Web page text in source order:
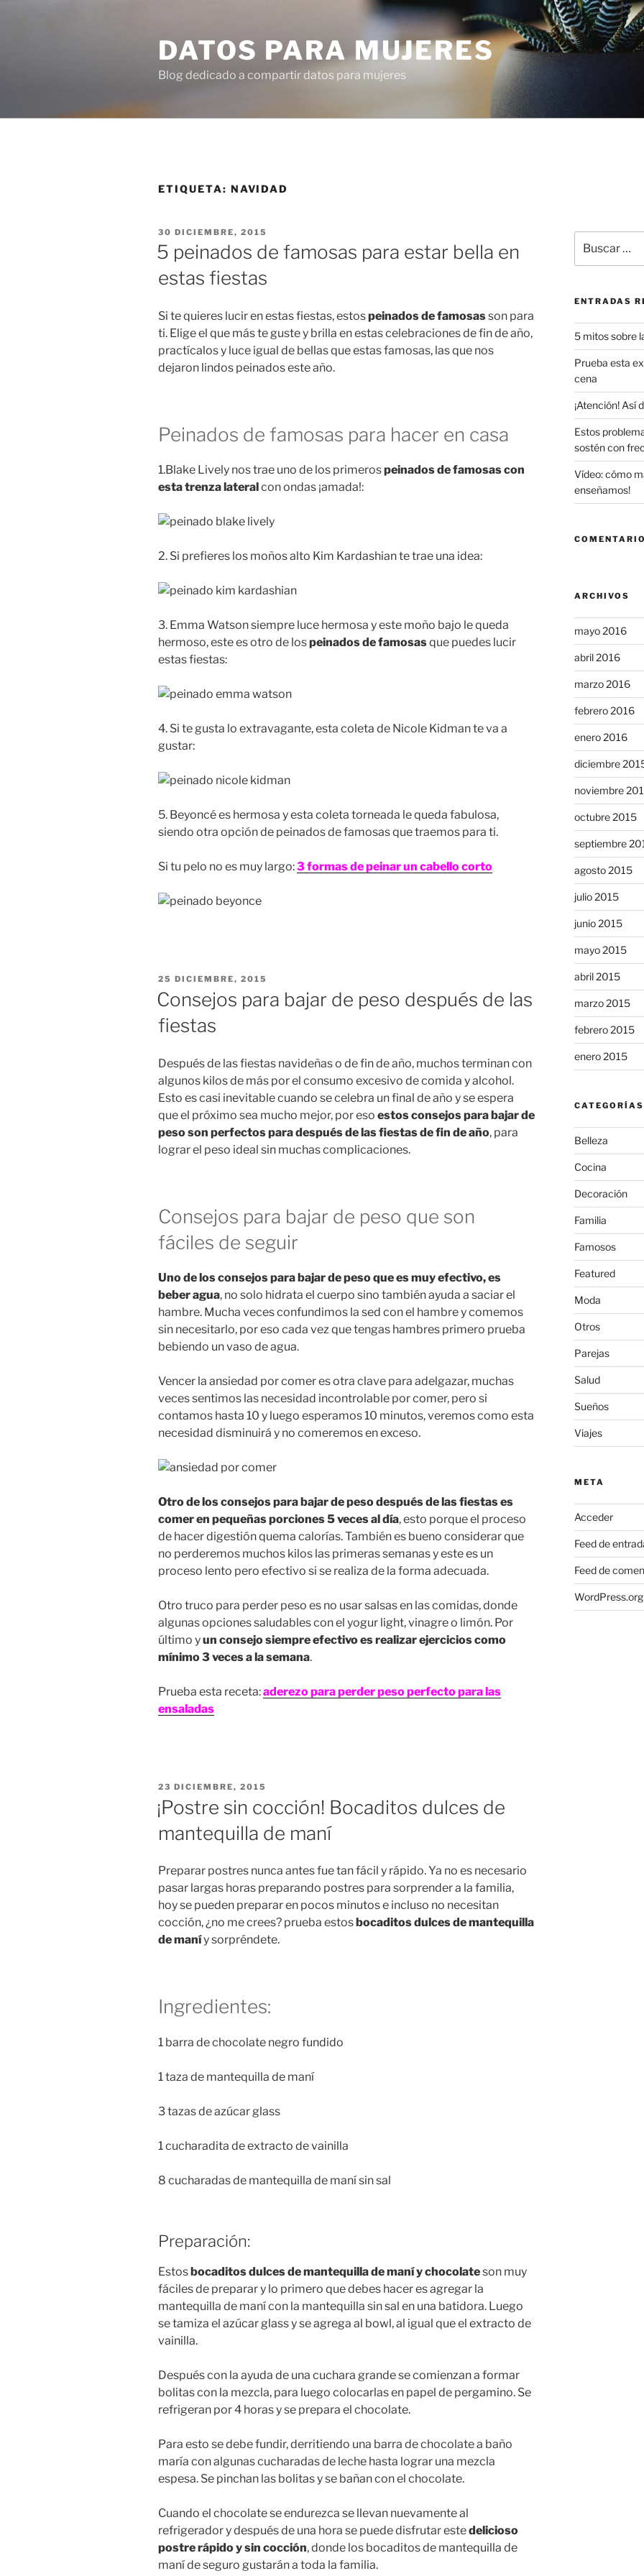
DATOS PARA MUJERES
Blog dedicado a compartir datos para mujeres
ETIQUETA: NAVIDAD
PUBLICADO
EN
30 DICIEMBRE, 2015
5 peinados de famosas para estar bella en
estas fiestas
Si te quieres lucir en estas fiestas, estospeinados de famosasson para
ti. Elige el que más te guste y brilla en estas celebraciones de fin de año,
practícalos y luce igual de bellas que estas famosas, las que nos
dejaron lindos peinados este año.
Peinados de famosas para hacer en casa
1.Blake Lively nos trae uno de los primerospeinados de famosas con
esta trenza lateral con ondas ¡amada!:
2. Si prefieres los moños alto Kim Kardashian te trae una idea:
3. Emma Watson siempre luce hermosa y este moño bajo le queda
hermoso, este es otro de lospeinados de famosasque puedes lucir
estas fiestas:
4. Si te gusta lo extravagante, esta coleta de Nicole Kidman te va a
gustar:
5. Beyoncé es hermosa y esta coleta torneada le queda fabulosa,
siendo otra opción de peinados de famosas que traemos para ti.
Si tu pelo no es muy largo:3 formas de peinar un cabello corto
PUBLICADO
EN
25 DICIEMBRE, 2015
Consejos para bajar de peso después de las
fiestas
Después de las fiestas navideñas o de fin de año, muchos terminan con
algunos kilos de más por el consumo excesivo de comida y alcohol.
Esto es casi inevitable cuando se celebra un final de año y se espera
que el próximo sea mucho mejor, por eso estos consejos para bajar de
peso son perfectos para después de las fiestas de fin de año, para
lograr el peso ideal sin muchas complicaciones.
Consejos para bajar de peso que son
fáciles de seguir
Uno de los consejos para bajar de peso que es muy efectivo, es
beber agua, no solo hidrata el cuerpo sino también ayuda a saciar el
hambre. Mucha veces confundimos la sed con el hambre y comemos
sin necesitarlo, por eso cada vez que tengas hambres primero prueba
bebiendo un vaso de agua.
Vencer la ansiedad por comer es otra clave para adelgazar, muchas
veces sentimos las necesidad incontrolable por comer, pero si
contamos hasta 10 y luego esperamos 10 minutos, veremos como esta
necesidad disminuirá y no comeremos en exceso.
Otro de los consejos para bajar de peso después de las fiestas es
comer en pequeñas porciones 5 veces al día, esto porque el proceso
de hacer digestión quema calorías. También es bueno considerar que
no perderemos muchos kilos las primeras semanas y este es un
proceso lento pero efectivo si se realiza de la forma adecuada.
Otro truco para perder peso es no usar salsas en las comidas, donde
algunas opciones saludables con el yogur light, vinagre o limón. Por
último yun consejo siempre efectivo es realizar ejercicios como
mínimo 3 veces a la semana.
Prueba esta receta:aderezo para perder peso perfecto para las
ensaladas
PUBLICADO
EN
23 DICIEMBRE, 2015
¡Postre sin cocción! Bocaditos dulces de
mantequilla de maní
Preparar postres nunca antes fue tan fácil y rápido. Ya no es necesario
pasar largas horas preparando postres para sorprender a la familia,
hoy se pueden preparar en pocos minutos e incluso no necesitan
cocción, ¿no me crees? prueba estos bocaditos dulces de mantequilla
de maníy sorpréndete.
Ingredientes:
1 barra de chocolate negro fundido
1 taza de mantequilla de maní
3 tazas de azúcar glass
1 cucharadita de extracto de vainilla
8 cucharadas de mantequilla de maní sin sal
Preparación:
Estos bocaditos dulces de mantequilla de maní y chocolateson muy
fáciles de preparar y lo primero que debes hacer es agregar la
mantequilla de maní con la mantequilla sin sal en una batidora. Luego
se tamiza el azúcar glass y se agrega al bowl, al igual que el extracto de
vainilla.
Después con la ayuda de una cuchara grande se comienzan a formar
bolitas con la mezcla, para luego colocarlas en papel de pergamino. Se
refrigeran por 4 horas y se prepara el chocolate.
Para esto se debe fundir, derritiendo una barra de chocolate a baño
maría con algunas cucharadas de leche hasta lograr una mezcla
espesa. Se pinchan las bolitas y se bañan con el chocolate.
Cuando el chocolate se endurezca se llevan nuevamente al
refrigerador y después de una hora se puede disfrutar estedelicioso
postre rápido y sin cocción, donde los bocaditos de mantequilla de
maní de seguro gustarán a toda la familia.
por:
ENTRADAS
5 mitos sobre
Prueba esta
cena
¡Atención! Así
Estos
sostén con
Vídeo: cómo
enseñamos!
ARCHIVOS
mayo 2016
abril 2016
marzo 2016
febrero 2016
enero 2016
diciembre
noviembre
octubre 2015
septiembre
agosto 2015
julio 2015
junio 2015
mayo 2015
abril 2015
marzo 2015
febrero 2015
enero 2015
CATEGORÍAS
Belleza
Cocina
Decoración
Familia
Famosos
Featured
Moda
Otros
Parejas
Salud
Sueños
Viajes
META
Acceder
Feed de
Feed de
WordPress.org